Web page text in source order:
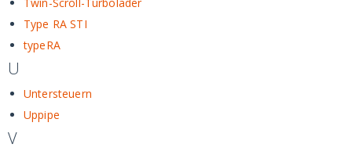
Type RA STI
typeRA
U
Untersteuern
Uppipe
V